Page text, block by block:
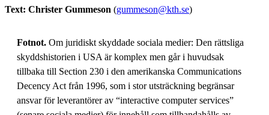
Text: Christer Gummeson (gummeson@kth.se)
Fotnot. Om juridiskt skyddade sociala medier: Den rättsliga
skyddshistorien i USA är komplex men går i huvudsak
tillbaka till Section 230 i den amerikanska Communications
Decency Act från 1996, som i stor utsträckning begränsar
ansvar för leverantörer av “interactive computer services”